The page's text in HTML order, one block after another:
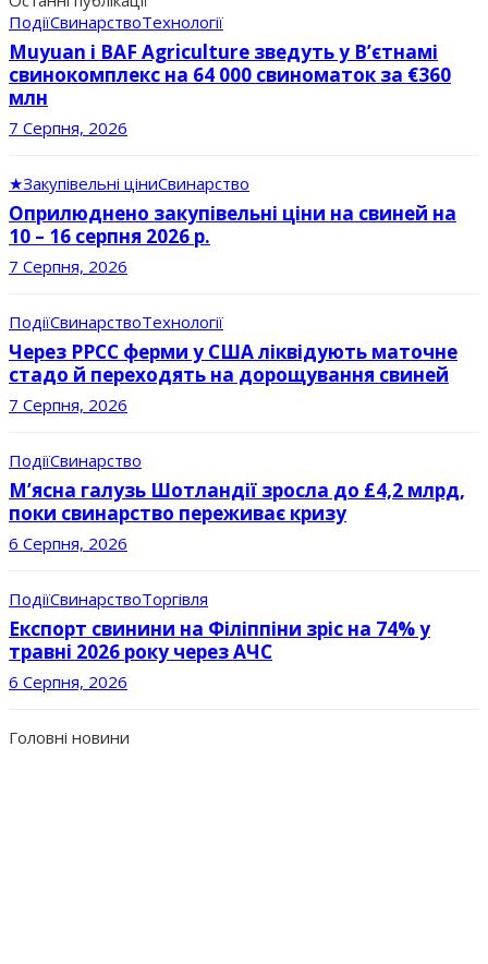
ПодіїСвинарствоТехнології
Muyuan і BAF Agriculture зведуть у В’єтнамі
свинокомплекс на 64 000 свиноматок за €360
млн
7 Серпня, 2026
★Закупівельні ціниСвинарство
Оприлюднено закупівельні ціни на свиней на
10 – 16 серпня 2026 р.
7 Серпня, 2026
ПодіїСвинарствоТехнології
Через РРСС ферми у США ліквідують маточне
стадо й переходять на дорощування свиней
7 Серпня, 2026
ПодіїСвинарство
М’ясна галузь Шотландії зросла до £4,2 млрд,
поки свинарство переживає кризу
6 Серпня, 2026
ПодіїСвинарствоТоргівля
Експорт свинини на Філіппіни зріс на 74% у
травні 2026 року через АЧС
6 Серпня, 2026
Головні новини